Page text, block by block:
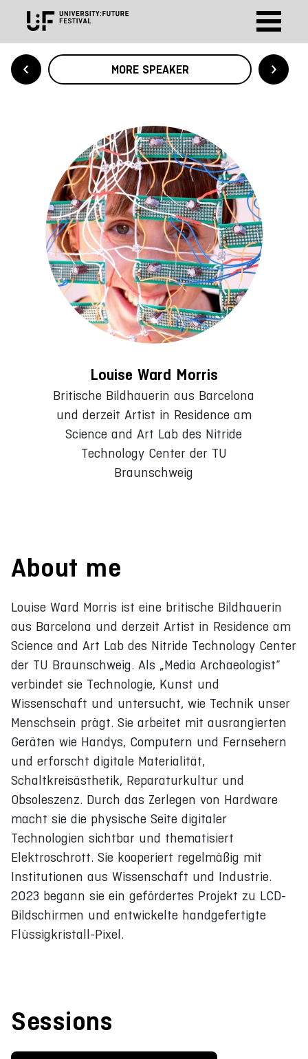
MORE SPEAKER
Louise Ward Morris
Britische Bildhauerin aus Barcelona
und derzeit Artist in Residence am
Science and Art Lab des Nitride
Technology Center der TU
Braunschweig
About me
Louise Ward Morris ist eine britische Bildhauerin
aus Barcelona und derzeit Artist in Residence am
Science and Art Lab des Nitride Technology Center
der TU Braunschweig. Als „Media Archaeologist“
verbindet sie Technologie, Kunst und
Wissenschaft und untersucht, wie Technik unser
Menschsein prägt. Sie arbeitet mit ausrangierten
Geräten wie Handys, Computern und Fernsehern
und erforscht digitale Materialität,
Schaltkreisästhetik, Reparaturkultur und
Obsoleszenz. Durch das Zerlegen von Hardware
macht sie die physische Seite digitaler
Technologien sichtbar und thematisiert
Elektroschrott. Sie kooperiert regelmäßig mit
Institutionen aus Wissenschaft und Industrie.
2023 begann sie ein gefördertes Projekt zu LCD-
Bildschirmen und entwickelte handgefertigte
Flüssigkristall-Pixel.
Sessions